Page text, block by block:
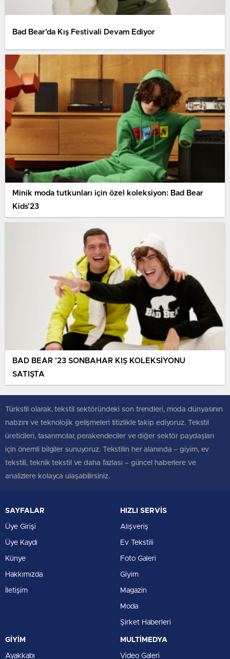
Bad Bear’da Kış Festivali Devam Ediyor
Minik moda tutkunları için özel koleksiyon: Bad Bear
Kids’23
BAD BEAR ’23 SONBAHAR KIŞ KOLEKSİYONU
SATIŞTA
Türkstil olarak, tekstil sektöründeki son trendleri, moda dünyasının
nabzını ve teknolojik gelişmeleri titizlikle takip ediyoruz. Tekstil
üreticileri, tasarımcılar, perakendeciler ve diğer sektör paydaşları
için önemli bilgiler sunuyoruz. Tekstilin her alanında – giyim, ev
tekstili, teknik tekstil ve daha fazlası – güncel haberlere ve
analizlere kolayca ulaşabilirsiniz.
SAYFALAR
Üye Girişi
Üye Kaydı
Künye
Hakkımızda
İletişim
HIZLI SERVİS
Alışveriş
Ev Tekstili
Foto Galeri
Giyim
Magazin
Moda
Şirket Haberleri
GİYİM
Ayakkabı
MULTİMEDYA
Video Galeri